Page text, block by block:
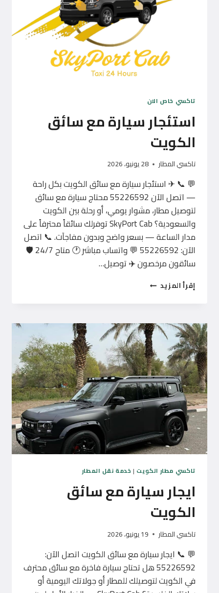
تاكسي خاص الان
استئجار سيارة مع سائق
الكويت
تاكسي المطار 28 يونيو، 2026
💬 📞 ✈ استئجار سيارة مع سائق الكويت بكل راحة
— اتصل الآن 55226592 محتاج سيارة مع سائق
لتوصيل مطار، مشوار يومي، أو رحلة بين الكويت
والسعودية؟ SkyPort Cab توفرلك سائقاً محترفاً على
مدار الساعة — بسعر واضح وبدون مفاجآت. 📞 اتصل
الآن: 55226592 💬 واتساب مباشر 🕐 متاح 24/7 🛡️
سائقون مرخصون ✈️ توصيل…
إقرأ المزيد استئجار
الكويت
تاكسي مطار الكويت | خدمة نقل المطار
ايجار سيارة مع سائق
الكويت
تاكسي المطار 19 يونيو، 2026
💬 📞 ايجار سيارة مع سائق الكويت اتصل الآن:
55226592 هل تحتاج سيارة فاخرة مع سائق محترف
في الكويت لتوصيلك للمطار أو جولاتك اليومية أو